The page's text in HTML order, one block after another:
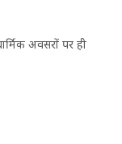
अवसरों पर ही